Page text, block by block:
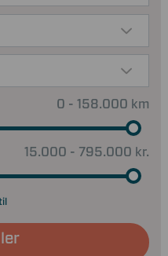
15.000 - 795.000 kr.
0 - 158.000 km